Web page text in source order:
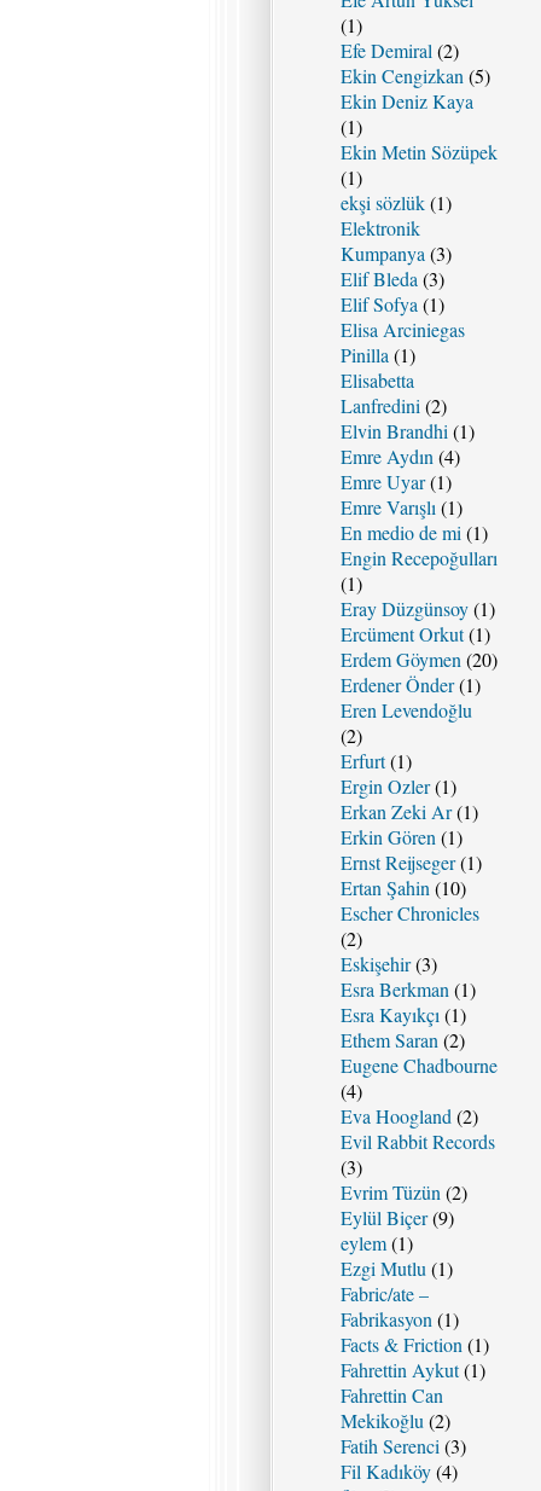
(1)
Efe Demiral (2)
Ekin Cengizkan (5)
Ekin Deniz Kaya
(1)
Ekin Metin Sözüpek
(1)
ekşi sözlük(1)
Elektronik
Kumpanya (3)
Elif Bleda (3)
Elif Sofya (1)
Elisa Arciniegas
Pinilla (1)
Elisabetta
Lanfredini (2)
Elvin Brandhi (1)
Emre Aydın (4)
Emre Uyar(1)
Emre Varışlı (1)
En medio de mi (1)
Engin Recepoğulları
(1)
Eray Düzgünsoy(1)
Ercüment Orkut(1)
Erdem Göymen (20)
Erdener Önder(1)
Eren Levendoğlu
(2)
Erfurt(1)
Ergin Ozler(1)
Erkan Zeki Ar(1)
Erkin Gören (1)
Ernst Reijseger(1)
Ertan Şahin (10)
Escher Chronicles
(2)
Eskişehir(3)
Esra Berkman (1)
Esra Kayıkçı (1)
Ethem Saran (2)
Eugene Chadbourne
(4)
Eva Hoogland (2)
Evil Rabbit Records
(3)
Evrim Tüzün (2)
Eylül Biçer(9)
eylem(1)
Ezgi Mutlu (1)
Fabric/ate –
Fabrikasyon (1)
Facts & Friction (1)
Fahrettin Aykut(1)
Fahrettin Can
Mekikoğlu (2)
Fatih Serenci (3)
Fil Kadıköy(4)